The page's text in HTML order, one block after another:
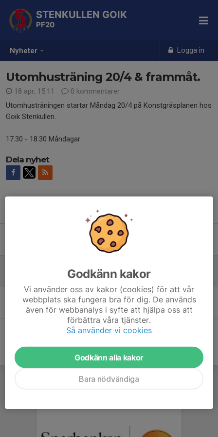
Nyheter Logga in
STENKULLEN GOIK
PF20
Utomhusträning 20/4 & frammåt.
18 apr, 15:11
0 kommentarer
Utomhusträningen startar Måndag 20/4 på Konstgräsplanen hos
Goik Stenkullen.
17.30 - 18.30 Måndagar.
Dela nyhet
Träning måndagar
0
18 apr, 15:11 0
Träningar
14 dec 2025 0
Godkänn kakor
Vi använder oss av kakor (cookies) för att vår
webbplats ska fungera bra för dig. De används
även för webbanalys i syfte att hjälpa oss att
förbättra våra tjänster.
Så använder vi cookies
Godkänn alla kakor
Bara nödvändiga